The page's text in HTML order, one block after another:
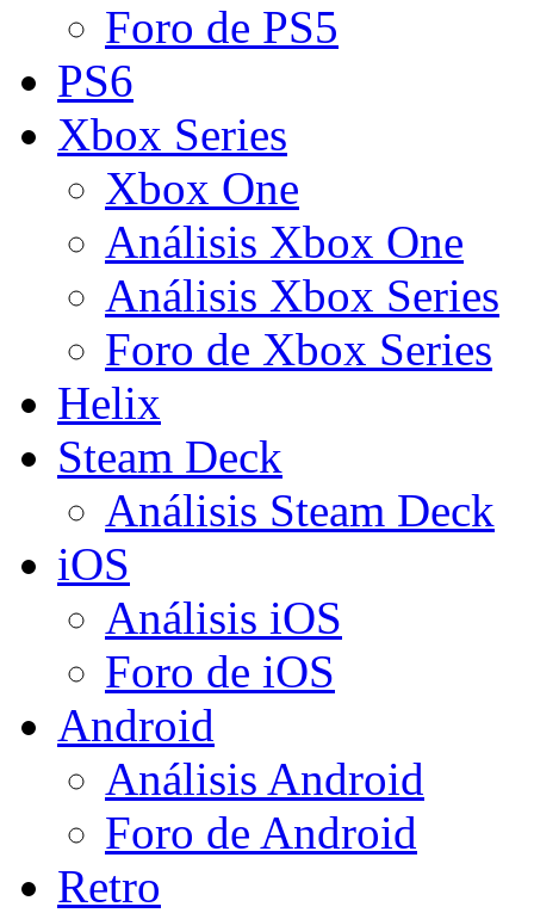
Foro de PS5
PS6
Xbox Series
Xbox One
Análisis Xbox One
Análisis Xbox Series
Foro de Xbox Series
Helix
Steam Deck
Análisis Steam Deck
iOS
Análisis iOS
Foro de iOS
Android
Análisis Android
Foro de Android
Retro